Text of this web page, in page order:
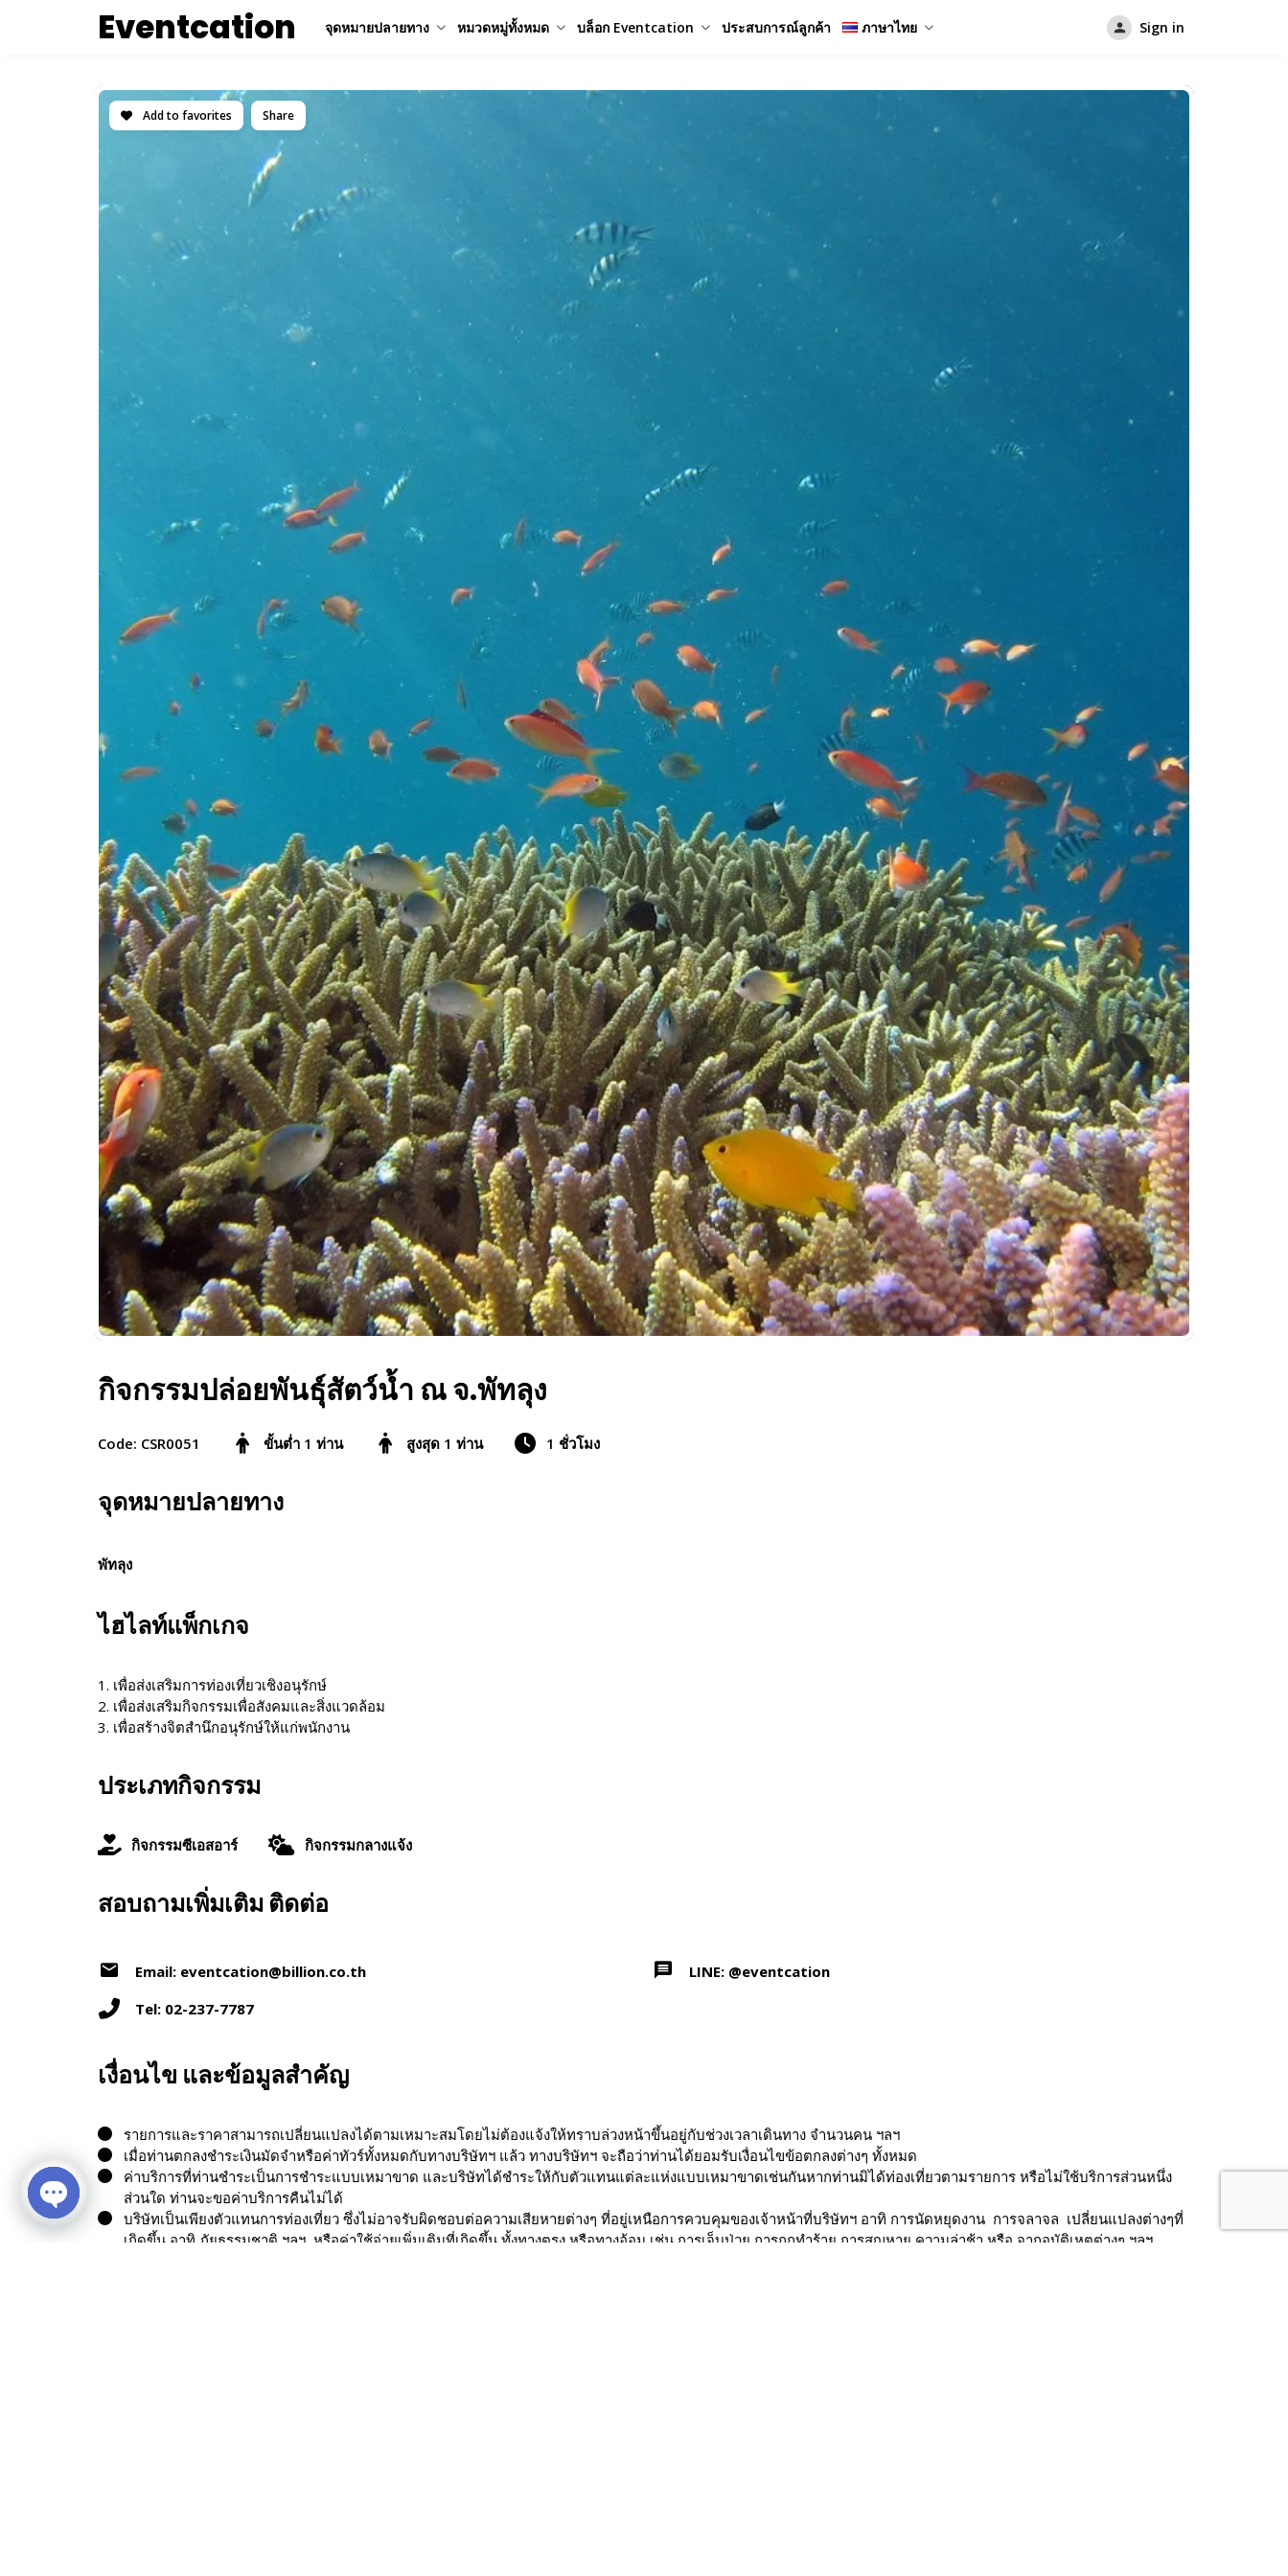
Eventcation จุดหมายปลายทาง หมวดหมู่ทั้งหมด บล็อก Eventcation ประสบการณ์ลูกค้า ภาษาไทย Sign in
Add to favorites Share
กิจกรรมปล่อยพันธุ์สัตว์น้ำ ณ จ.พัทลุง
Code: CSR0051 ขั้นต่ำ 1 ท่าน สูงสุด 1 ท่าน 1 ชั่วโมง
จุดหมายปลายทาง
พัทลุง
ไฮไลท์แพ็กเกจ
1. เพื่อส่งเสริมการท่องเที่ยวเชิงอนุรักษ์
2. เพื่อส่งเสริมกิจกรรมเพื่อสังคมและสิ่งแวดล้อม
3. เพื่อสร้างจิตสำนึกอนุรักษ์ให้แก่พนักงาน
ประเภทกิจกรรม
กิจกรรมซีเอสอาร์ กิจกรรมกลางแจ้ง
สอบถามเพิ่มเติม ติดต่อ
Email: eventcation@billion.co.th
LINE: @eventcation
Tel: 02-237-7787
เงื่อนไข และข้อมูลสำคัญ
รายการและราคาสามารถเปลี่ยนแปลงได้ตามเหมาะสมโดยไม่ต้องแจ้งให้ทราบล่วงหน้าขึ้นอยู่กับช่วงเวลาเดินทาง จำนวนคน ฯลฯ
เมื่อท่านตกลงชำระเงินมัดจำหรือค่าทัวร์ทั้งหมดกับทางบริษัทฯ แล้ว ทางบริษัทฯ จะถือว่าท่านได้ยอมรับเงื่อนไขข้อตกลงต่างๆ ทั้งหมด
ค่าบริการที่ท่านชำระเป็นการชำระแบบเหมาขาด และบริษัทได้ชำระให้กับตัวแทนแต่ละแห่งแบบเหมาขาดเช่นกันหากท่านมิได้ท่องเที่ยวตามรายการ หรือไม่ใช้บริการส่วนหนึ่ง
ส่วนใด ท่านจะขอค่าบริการคืนไม่ได้
บริษัทเป็นเพียงตัวแทนการท่องเที่ยว ซึ่งไม่อาจรับผิดชอบต่อความเสียหายต่างๆ ที่อยู่เหนือการควบคุมของเจ้าหน้าที่บริษัทฯ อาทิ การนัดหยุดงาน การจลาจล เปลี่ยนแปลงต่างๆที่
เกิดขึ้น อาทิ ภัยธรรมชาติ ฯลฯ หรือค่าใช้จ่ายเพิ่มเติมที่เกิดขึ้น ทั้งทางตรง หรือทางอ้อม เช่น การเจ็บป่วย การถูกทำร้าย การสูญหาย ความล่าช้า หรือ จากอุบัติเหตุต่างๆ ฯลฯ
Open chaty